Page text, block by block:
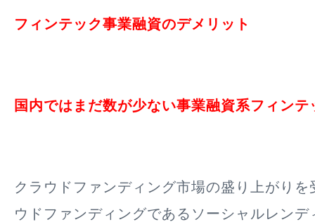
フィンテック事業融資のデメリット
国内ではまだ数が少ない事業融資系フィンテ
クラウドファンディング市場の盛り上がり
ウドファンディングであるソーシャルレン